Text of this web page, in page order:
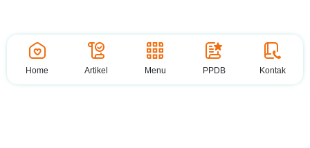
Home Artikel Menu PPDB Kontak